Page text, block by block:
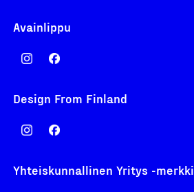
Avainlippu
Design From Finland
Yhteiskunnallinen Yritys -merkki